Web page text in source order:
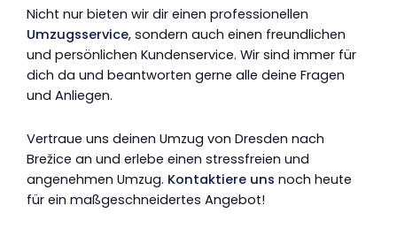
Nicht nur bieten wir dir einen professionellen
Umzugsservice, sondern auch einen freundlichen
und persönlichen Kundenservice. Wir sind immer für
dich da und beantworten gerne alle deine Fragen
und Anliegen.
Vertraue uns deinen Umzug von Dresden nach
Brežice an und erlebe einen stressfreien und
angenehmen Umzug. Kontaktiere uns noch heute
für ein maßgeschneidertes Angebot!